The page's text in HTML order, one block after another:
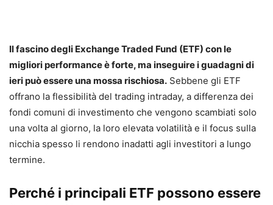
Il fascino degli Exchange Traded Fund (ETF) con le
migliori performance è forte, ma inseguire i guadagni di
ieri può essere una mossa rischiosa. Sebbene gli ETF
offrano la flessibilità del trading intraday, a differenza dei
fondi comuni di investimento che vengono scambiati solo
una volta al giorno, la loro elevata volatilità e il focus sulla
nicchia spesso li rendono inadatti agli investitori a lungo
termine.
Perché i principali ETF possono essere